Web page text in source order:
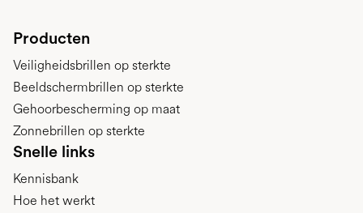
Producten
Veiligheidsbrillen op sterkte
Beeldschermbrillen op sterkte
Gehoorbescherming op maat
Zonnebrillen op sterkte
Snelle links
Kennisbank
Hoe het werkt